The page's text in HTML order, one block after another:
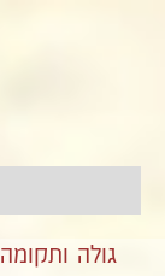
גולה ותקומה